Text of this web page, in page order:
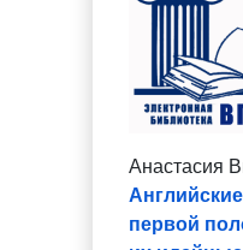
Анастасия
первой